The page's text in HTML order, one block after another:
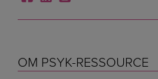
OM PSYK-RESSOURCE